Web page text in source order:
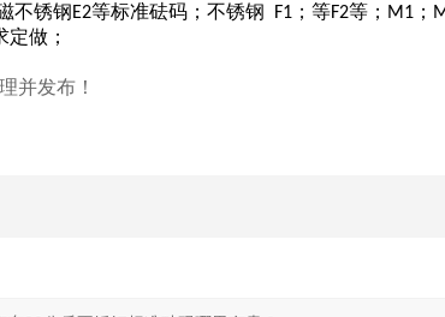
不锈钢E2等标准砝码；不锈钢 F1 ；等F2等； M1 ；
做；
并发布！